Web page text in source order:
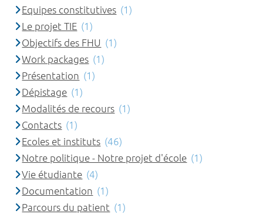
Equipes constitutives (1)
Le projet TIE (1)
Objectifs des FHU (1)
Work packages (1)
Présentation (1)
Dépistage (1)
Modalités de recours (1)
Contacts (1)
Ecoles et instituts (46)
Notre politique - Notre projet d'école (1)
Vie étudiante (4)
Documentation (1)
Parcours du patient (1)